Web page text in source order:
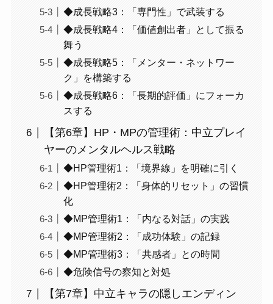
◆成長戦略3：「専門性」で武装する
◆成長戦略4：「価値創出者」として振る
舞う
◆成長戦略5：「メンター・ネットワー
ク」を構築する
◆成長戦略6：「長期的評価」にフォーカ
スする
【第6章】HP・MPの管理術：中立プレイ
ヤーのメンタルヘルス戦略
◆HP管理術1：「境界線」を明確に引く
◆HP管理術2：「身体的リセット」の習慣
化
◆MP管理術1：「内なる対話」の実践
◆MP管理術2：「成功体験」の記録
◆MP管理術3：「共感者」との時間
◆危険信号の察知と対処
【第7章】中立キャラの隠しエンディン